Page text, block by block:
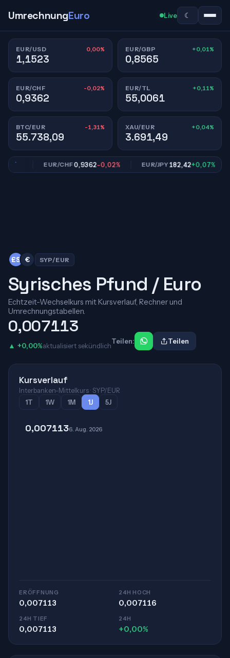
UmrechnungEuro Live ☾
EUR/USD 0,00%
1,1523
EUR/GBP +0,01%
0,8565
EUR/CHF -0,02%
0,9362
EUR/TL +0,11%
55,0061
BTC/EUR -1,31%
55.738,09
XAU/EUR +0,04%
3.691,49
EUR/CHF0,9362-0,02% EUR/JPY182,42+0,07%
£S € SYP/EUR
Syrisches Pfund / Euro
Echtzeit-Wechselkurs mit Kursverlauf, Rechner und
Umrechnungstabellen.
0,007113
▲ +0,00%aktualisiert sekündlich
Teilen: Teilen
Kursverlauf
Interbanken-Mittelkurs · SYP/EUR
1T
1W 1M 1J 5J
0,0071136. Aug. 2026
ERÖFFNUNG
0,007113
24H HOCH
0,007116
24H TIEF
0,007113
24H
+0,00%